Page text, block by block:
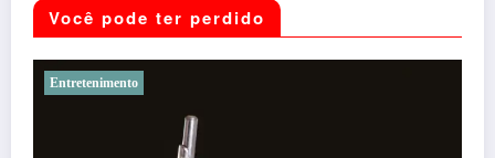
Você pode ter perdido